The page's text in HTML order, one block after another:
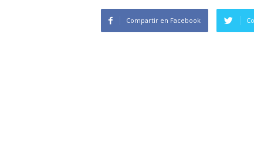
Compartir en Facebook